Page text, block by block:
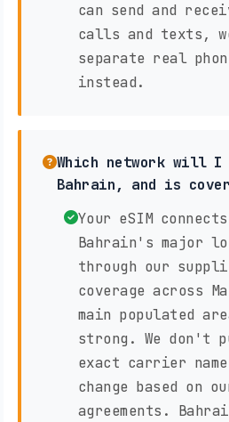
can send and
calls and texts,
separate real
instead.
Which network will I
Bahrain, and is
Your eSIM
Bahrain's major
through our
coverage across
main populated
strong. We don't
exact carrier
change based on
agreements.